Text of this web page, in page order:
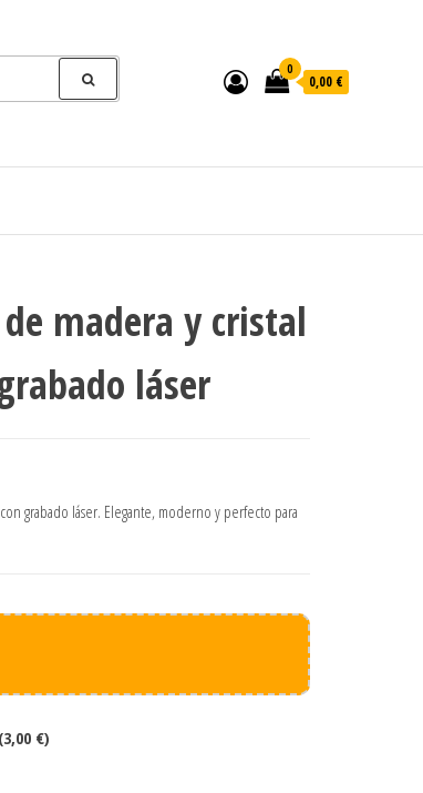
0
0,00 €
madera y cristal
láser
grabado láser. Elegante, moderno y perfecto para
(3,00 €)